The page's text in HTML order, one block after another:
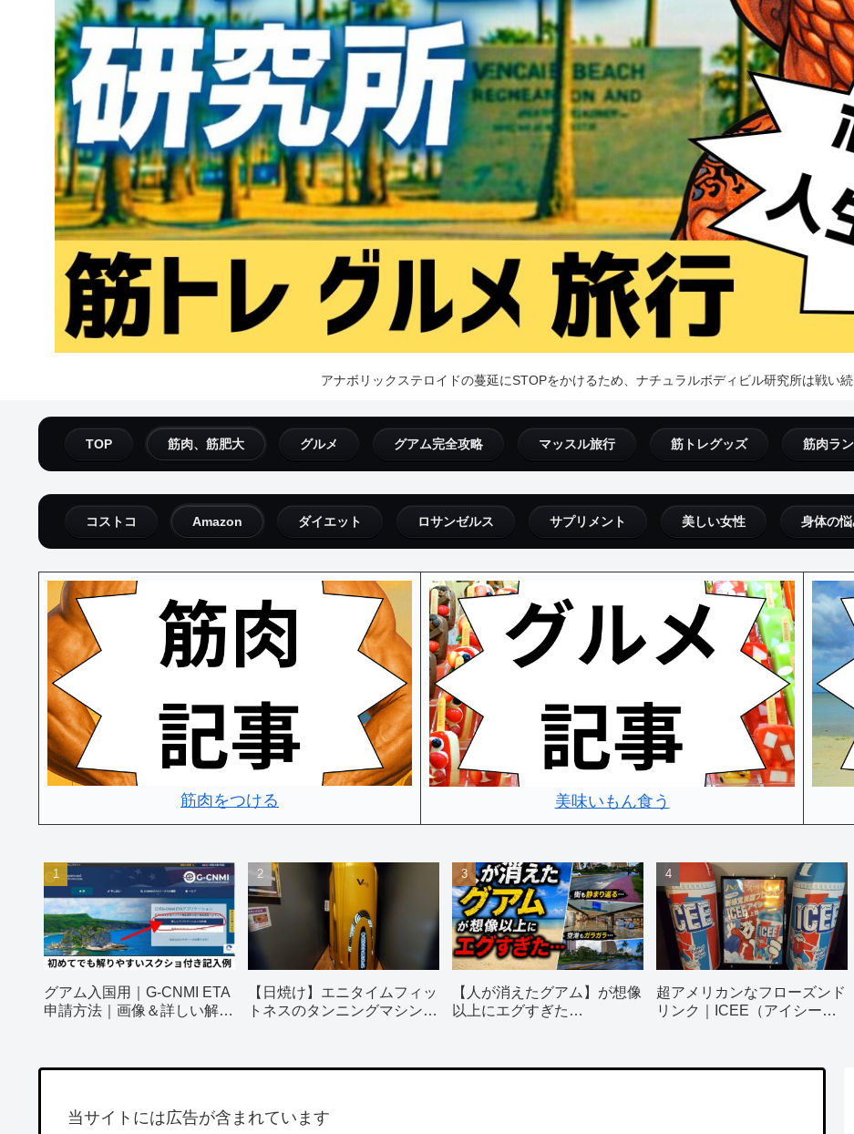
アナボリックステロイドの蔓延にSTOPをかけるため、ナチュラルボディビル研究所は戦い続
TOP 筋肉、筋肥大 グルメ グアム完全攻略 マッスル旅行 筋トレグッズ 筋肉ラ
コストコ Amazon ダイエット ロサンゼルス サプリメント 美しい女性 身体の
筋肉をつける 美味いもん食う
グアム入国用｜G-CNMI ETA
申請方法｜画像＆詳しい解説
【日焼け】エニタイムフィッ
トネスのタンニングマシン使
【人が消えたグアム】が想像
以上にエグすぎた…
超アメリカンなフローズンド
リンク｜ICEE（アイシー）
当サイトには広告が含まれています